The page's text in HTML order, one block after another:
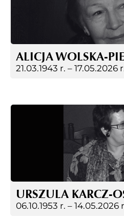
ALICJA WOLSKA-
21.03.1943 r. – 17.05.2026
URSZULA KARCZ-
06.10.1953 r. – 14.05.2026